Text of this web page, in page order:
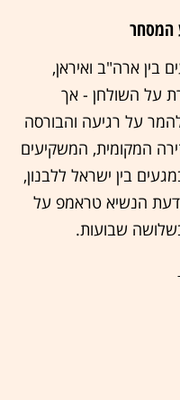
המסחר
בין ארה"ב ואיראן,
על השולחן - אך
על רגיעה והבורסה
המקומית, המשקיעים
בין ישראל ללבנון,
הנשיא טראמפ על
שבועות.